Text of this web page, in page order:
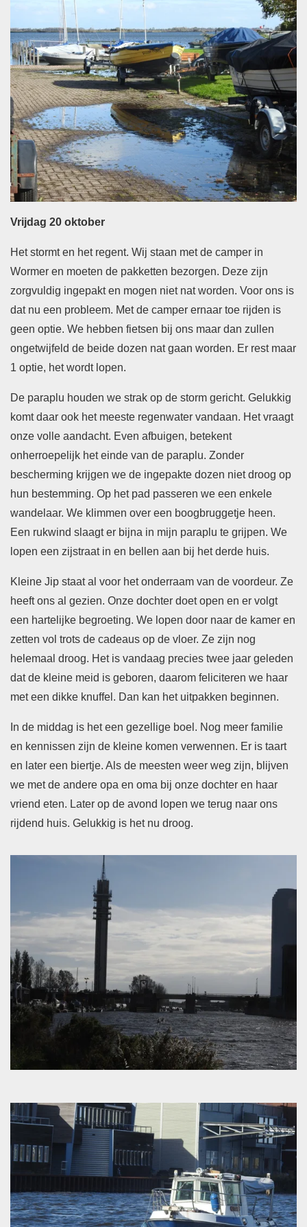
Vrijdag 20 oktober
Het stormt en het regent. Wij staan met de camper in
Wormer en moeten de pakketten bezorgen. Deze zijn
zorgvuldig ingepakt en mogen niet nat worden. Voor ons is
dat nu een probleem. Met de camper ernaar toe rijden is
geen optie. We hebben fietsen bij ons maar dan zullen
ongetwijfeld de beide dozen nat gaan worden. Er rest maar
1 optie, het wordt lopen.
De paraplu houden we strak op de storm gericht. Gelukkig
komt daar ook het meeste regenwater vandaan. Het vraagt
onze volle aandacht. Even afbuigen, betekent
onherroepelijk het einde van de paraplu. Zonder
bescherming krijgen we de ingepakte dozen niet droog op
hun bestemming. Op het pad passeren we een enkele
wandelaar. We klimmen over een boogbruggetje heen.
Een rukwind slaagt er bijna in mijn paraplu te grijpen. We
lopen een zijstraat in en bellen aan bij het derde huis.
Kleine Jip staat al voor het onderraam van de voordeur. Ze
heeft ons al gezien. Onze dochter doet open en er volgt
een hartelijke begroeting. We lopen door naar de kamer en
zetten vol trots de cadeaus op de vloer. Ze zijn nog
helemaal droog. Het is vandaag precies twee jaar geleden
dat de kleine meid is geboren, daarom feliciteren we haar
met een dikke knuffel. Dan kan het uitpakken beginnen.
In de middag is het een gezellige boel. Nog meer familie
en kennissen zijn de kleine komen verwennen. Er is taart
en later een biertje. Als de meesten weer weg zijn, blijven
we met de andere opa en oma bij onze dochter en haar
vriend eten. Later op de avond lopen we terug naar ons
rijdend huis. Gelukkig is het nu droog.